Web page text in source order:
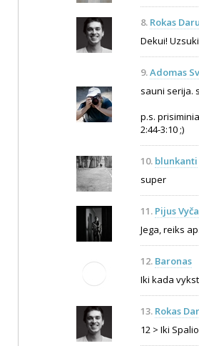
8. Rokas
Dekui!
9.Adomas
sauni serija.
p.s.
2:44-3:10 ;)
10. blunkanti
super
11. Pijus
Jega, reiks
12. Baronas
Iki kada
13. Rokas
12 > Iki